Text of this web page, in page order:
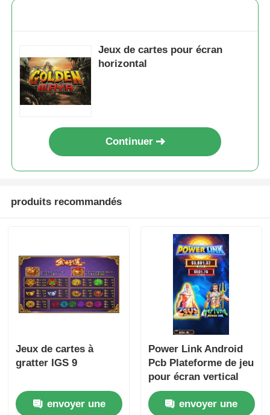
Jeux de cartes pour écran
horizontal
Continuer
produits recommandés
Jeux de cartes à
gratter IGS 9
envoyer une
Power Link Android
Pcb Plateforme de jeu
pour écran vertical
envoyer une